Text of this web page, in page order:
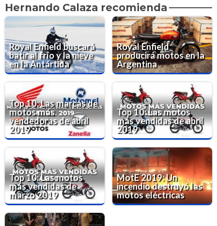
Hernando Calaza recomienda
Royal Enfield buscará
batir al frío y la nieve
en la Antártida
Royal Enfield
producirá motos en la
Argentina
Top 10: Las marcas de
motos más
vendedoras de abril
2019
Top 10: Las motos
más vendidas de abril
2019
Top 10: Las motos
más vendidas de
marzo 2019
MotE 2019: Un
incendio destruyó las
motos eléctricas